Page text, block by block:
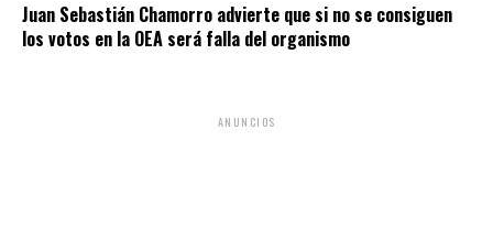
Juan Sebastián Chamorro advierte que si no se consiguen
los votos en la OEA será falla del organismo
ANUNCIOS